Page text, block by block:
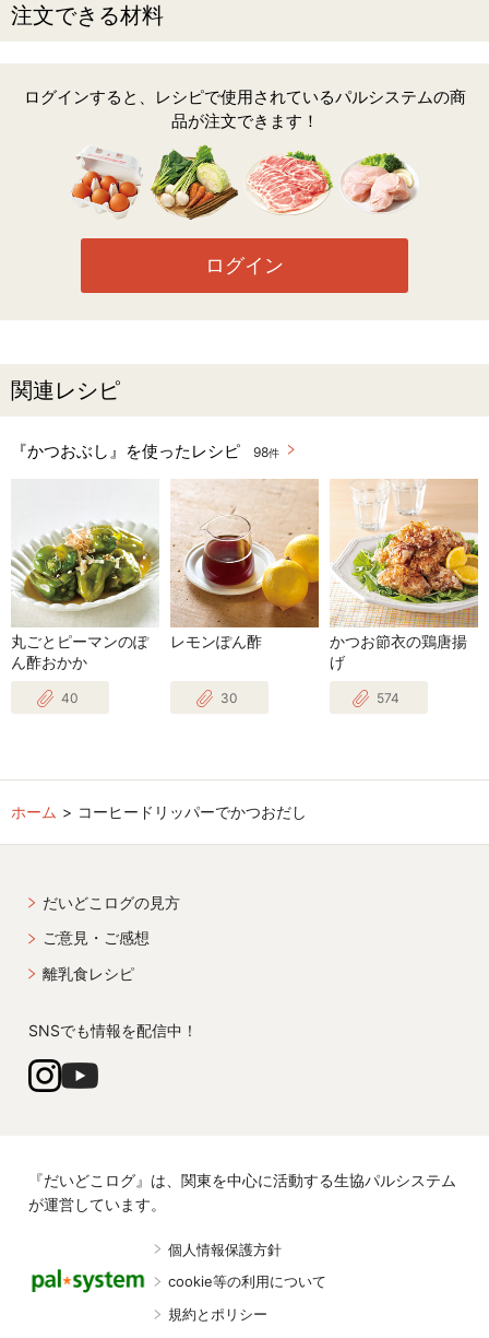
注文できる材料
ログインすると、レシピで使用されているパルシステムの商
品が注文できます！
ログイン
関連レシピ
『かつおぶし』を使ったレシピ 98件
丸ごとピーマンのぽ
ん酢おかか
40
レモンぽん酢
30
かつお節衣の鶏唐揚
げ
574
ホーム コーヒードリッパーでかつおだし
だいどこログの見方
ご意見・ご感想
離乳食レシピ
SNSでも情報を配信中！
『だいどこログ』は、関東を中心に活動する生協パルシステム
が運営しています。
個人情報保護方針
cookie等の利用について
規約とポリシー